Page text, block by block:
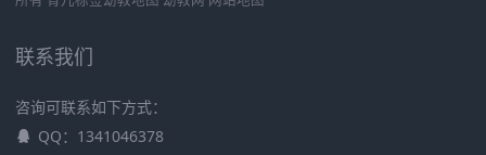
联系我们
咨询可联系如下方式：
QQ：1341046378